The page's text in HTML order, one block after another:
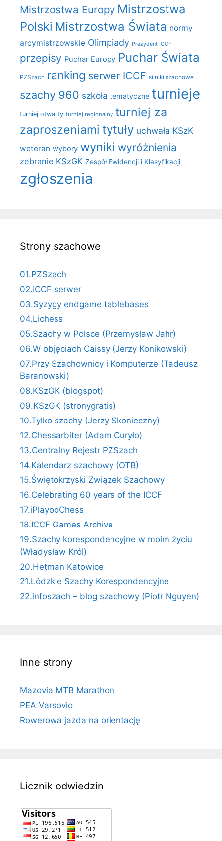
Mistrzostwa Europy Mistrzostwa
Polski Mistrzostwa Świata normy
arcymistrzowskie Olimpiady Prezydent ICCF
przepisy Puchar Europy Puchar Świata
PZSzach ranking serwer ICCF silniki szachowe
szachy 960 szkoła tematyczne turnieje
turniej otwarty turniej regionalny turniej za
zaproszeniami tytuły uchwała KSzK
weteran wybory wyniki wyróżnienia
zebranie KSzGK Zespół Ewidencji i Klasyfikacji
zgłoszenia
Strony szachowe
01.PZSzach
02.ICCF serwer
03.Syzygy endgame tablebases
04.Lichess
05.Szachy w Polsce (Przemysław Jahr)
06.W objęciach Caissy (Jerzy Konikowski)
07.Przy Szachownicy i Komputerze (Tadeusz
Baranowski)
08.KSzGK (blogspot)
09.KSzGK (stronygratis)
10.Tylko szachy (Jerzy Skonieczny)
12.Chessarbiter (Adam Curyło)
13.Centralny Rejestr PZSzach
14.Kalendarz szachowy (OTB)
15.Świętokrzyski Związek Szachowy
16.Celebrating 60 years of the ICCF
17.iPlayooChess
18.ICCF Games Archive
19.Szachy korespondencyjne w moim życiu
(Władysław Król)
20.Hetman Katowice
21.Łódzkie Szachy Korespondencyjne
22.infoszach – blog szachowy (Piotr Nguyen)
Inne strony
Mazovia MTB Marathon
PEA Varsovio
Rowerowa jazda na orientację
Licznik odwiedzin